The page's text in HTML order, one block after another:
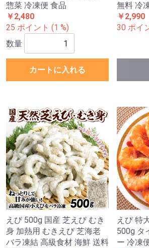
惣菜 冷凍便 食品
￥2,480
25 ポイント (1 %)
数量
カートに入れる
無料 冷
￥2,990
30 ポイ
えび 500g 国産 芝えび むき
身 加熱用 むきえび 芝海老
バラ凍結 高級食材 海鮮 送料
えび 特
500g タ
ー 冷凍